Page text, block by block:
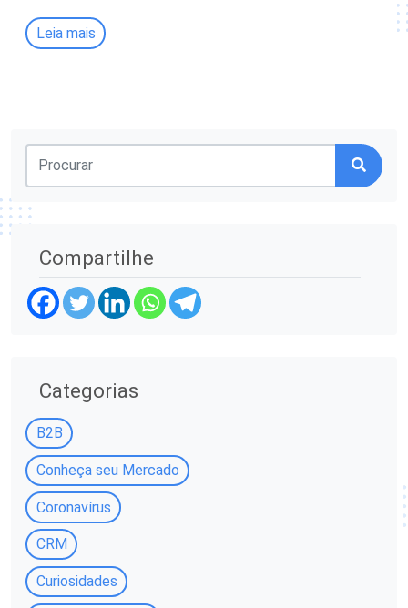
Leia mais
Compartilhe
Categorias
B2B
Conheça seu Mercado
Coronavírus
CRM
Curiosidades